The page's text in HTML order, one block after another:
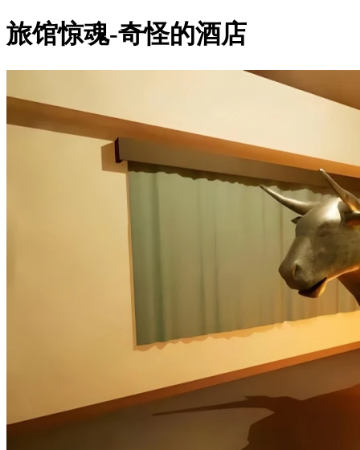
旅馆惊魂-奇怪的酒店